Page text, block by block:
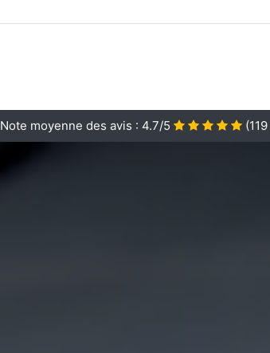
Note moyenne des avis : 4.7/5 (119